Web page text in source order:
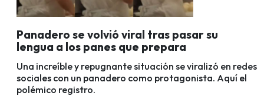
Panadero se volvió viral tras pasar su
lengua a los panes que prepara
Una increíble y repugnante situación se viralizó en redes
sociales con un panadero como protagonista. Aquí el
polémico registro.